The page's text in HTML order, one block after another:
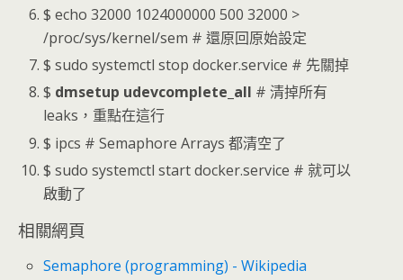
$ echo 32000 1024000000 500 32000 >
/proc/sys/kernel/sem # 還原回原始設定
$ sudo systemctl stop docker.service # 先關掉
$ dmsetup udevcomplete_all # 清掉所有
leaks，重點在這行
$ ipcs # Semaphore Arrays 都清空了
$ sudo systemctl start docker.service # 就可以
啟動了
相關網頁
Semaphore (programming) - Wikipedia